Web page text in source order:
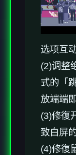
选项互
(2)调整
式的「
放端端
(3)修復
致白屏
(4)修復